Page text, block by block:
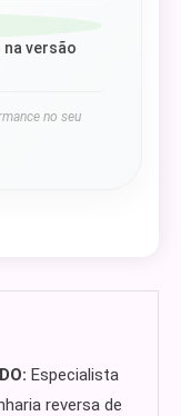
versão
no seu
Especialista
reversa de